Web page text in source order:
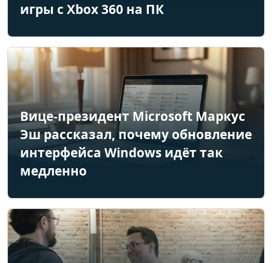
игры с Xbox 360 на ПК
Вице-президент Microsoft Маркус
Эш рассказал, почему обновление
интерфейса Windows идёт так
медленно